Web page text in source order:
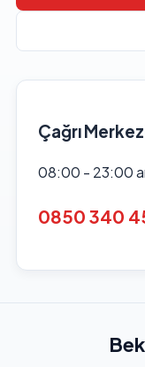
Çağrı
08:00 - 23:00
0850 340